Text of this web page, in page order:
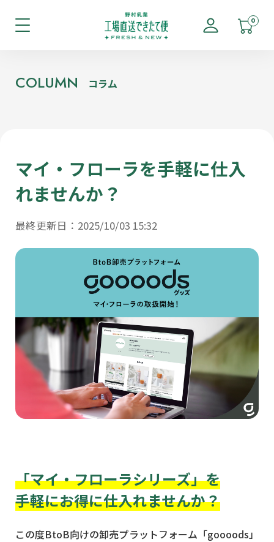
0
COLUMN コラム
マイ・フローラを手軽に仕入
れませんか？
最終更新日：2025/10/03 15:32
「マイ・フローラシリーズ」を
手軽にお得に仕入れませんか？
この度BtoB向けの卸売プラットフォーム「goooods」